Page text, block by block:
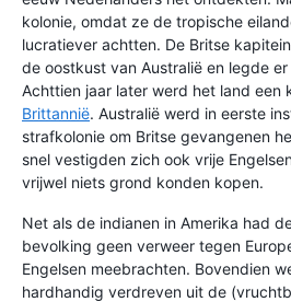
kolonie, omdat ze de tropische
lucratiever achtten. De Britse
de oostkust van Australië en legde
Achttien jaar later werd het land een
Brittannië. Australië werd in eerste
strafkolonie om Britse gevangenen
snel vestigden zich ook vrije
vrijwel niets grond konden kopen.
Net als de indianen in Amerika had
bevolking geen verweer tegen
Engelsen meebrachten. Bovendien
hardhandig verdreven uit de